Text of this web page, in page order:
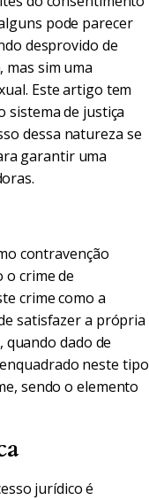
pode parecer
desprovido de
mas sim uma
Este artigo tem
sistema de justiça
dessa natureza se
garantir uma
contravenção
o crime de
crime como a
satisfazer a própria
quando dado de
neste tipo
sendo o elemento
jurídico é